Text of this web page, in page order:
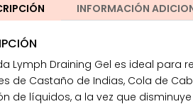
INFORMACIÓN
Lymph Draining Gel es ideal para
de Castaño de Indias, Cola de
de líquidos, a la vez que